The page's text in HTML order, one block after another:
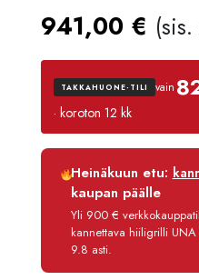
941,00 €
TAKKAHUONE-TILI vain
· koroton 12 kk
Luottoaika
Korko
Käsittelymaksu
Maksettava yhteensä
Heinäkuun etu:
kaupan päälle
Yli 900 €
kannettava hiiligrilli
9.8 asti.